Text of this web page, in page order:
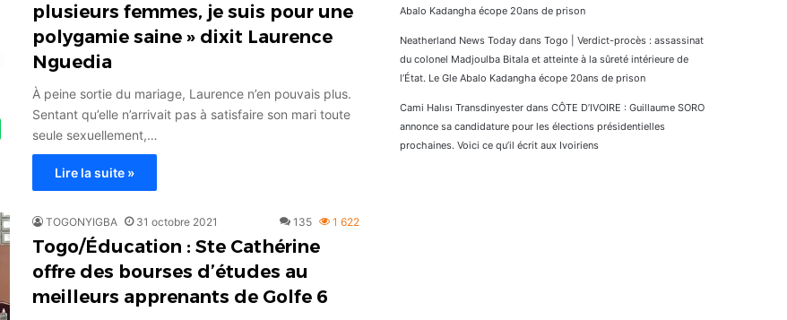
plusieurs femmes, je suis pour une
polygamie saine » dixit Laurence
Nguedia
À peine sortie du mariage, Laurence n’en pouvais plus.
Sentant qu’elle n’arrivait pas à satisfaire son mari toute
seule sexuellement,…
Lire la suite »
TOGONYIGBA 31 octobre 2021 135 1 622
Togo/Éducation : Ste Cathérine
offre des bourses d’études au
meilleurs apprenants de Golfe 6
Abalo Kadangha écope 20ans de prison
Neatherland News Today dans Togo | Verdict-procès : assassinat
du colonel Madjoulba Bitala et atteinte à la sûreté intérieure de
l’État. Le Gle Abalo Kadangha écope 20ans de prison
Cami Halısı Transdinyester dans CÔTE D’IVOIRE : Guillaume SORO
annonce sa candidature pour les élections présidentielles
prochaines. Voici ce qu’il écrit aux Ivoiriens